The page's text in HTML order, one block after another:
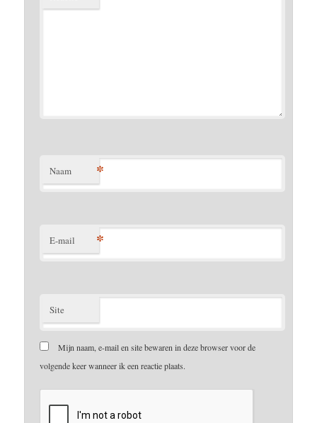
Naam *
E-mail *
Site
Mijn naam, e-mail en site bewaren in deze browser voor de
volgende keer wanneer ik een reactie plaats.